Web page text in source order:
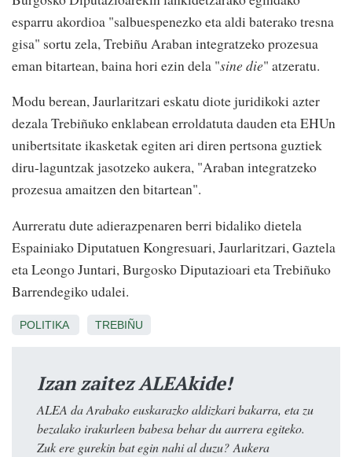
esparru akordioa "salbuespenezko eta aldi baterako tresna
gisa" sortu zela, Trebiñu Araban integratzeko prozesua
eman bitartean, baina hori ezin dela "sine die" atzeratu.
Modu berean, Jaurlaritzari eskatu diote juridikoki azter
dezala Trebiñuko enklabean erroldatuta dauden eta EHUn
unibertsitate ikasketak egiten ari diren pertsona guztiek
diru-laguntzak jasotzeko aukera, "Araban integratzeko
prozesua amaitzen den bitartean".
Aurreratu dute adierazpenaren berri bidaliko dietela
Espainiako Diputatuen Kongresuari, Jaurlaritzari, Gaztela
eta Leongo Juntari, Burgosko Diputazioari eta Trebiñuko
Barrendegiko udalei.
POLITIKA TREBIÑU
Izan zaitez ALEAkide!
ALEA da Arabako euskarazko aldizkari bakarra, eta zu
bezalako irakurleen babesa behar du aurrera egiteko.
Zuk ere gurekin bat egin nahi al duzu? Aukera